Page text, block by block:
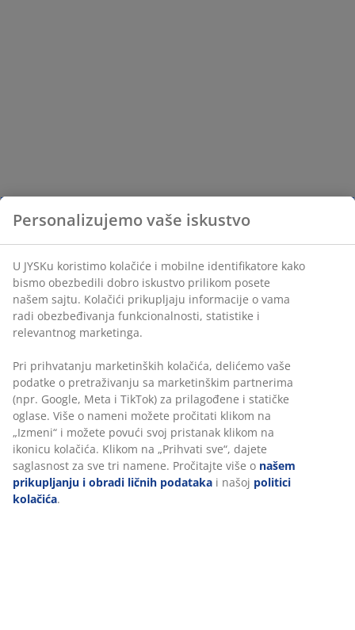
Personalizujemo vaše iskustvo
U JYSKu koristimo kolačiće i mobilne identifikatore kako
bismo obezbedili dobro iskustvo prilikom posete
našem sajtu. Kolačići prikupljaju informacije o vama
radi obezbeđivanja funkcionalnosti, statistike i
relevantnog marketinga.
Pri prihvatanju marketinških kolačića, delićemo vaše
podatke o pretraživanju sa marketinškim partnerima
(npr. Google, Meta i TikTok) za prilagođene i statičke
oglase. Više o nameni možete pročitati klikom na
„Izmeni“ i možete povući svoj pristanak klikom na
ikonicu kolačića. Klikom na „Prihvati sve“, dajete
saglasnost za sve tri namene. Pročitajte više o našem
prikupljanju i obradi ličnih podataka i našoj politici
kolačića.